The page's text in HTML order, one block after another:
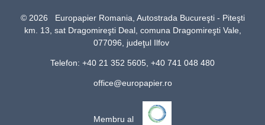
© 2026 Europapier Romania, Autostrada Bucureşti - Piteşti
km. 13, sat Dragomireşti Deal, comuna Dragomireşti Vale,
077096, judeţul Ilfov
Telefon: +40 21 352 5605, +40 741 048 480
office@europapier.ro
Membru al